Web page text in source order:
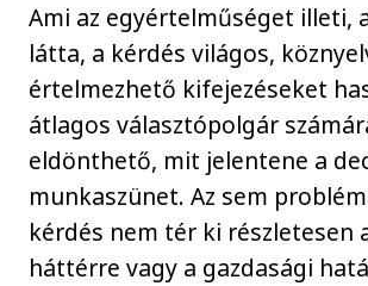
Ami az egyértelműséget illeti,
látta, a kérdés világos,
értelmezhető kifejezéseket
átlagos választópolgár
eldönthető, mit jelentene a
munkaszünet. Az sem
kérdés nem tér ki részletesen
háttérre vagy a gazdasági